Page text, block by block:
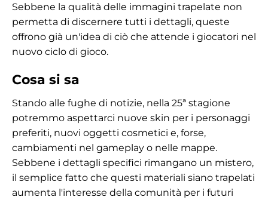
Sebbene la qualità delle immagini trapelate non
permetta di discernere tutti i dettagli, queste
offrono già un'idea di ciò che attende i giocatori nel
nuovo ciclo di gioco.
Cosa si sa
Stando alle fughe di notizie, nella 25ª stagione
potremmo aspettarci nuove skin per i personaggi
preferiti, nuovi oggetti cosmetici e, forse,
cambiamenti nel gameplay o nelle mappe.
Sebbene i dettagli specifici rimangano un mistero,
il semplice fatto che questi materiali siano trapelati
aumenta l'interesse della comunità per i futuri